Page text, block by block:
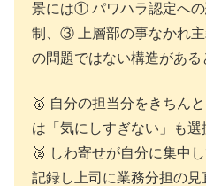
景には① パワハラ認定へ
制、③ 上層部の事なかれ
の問題ではない構造がある
🥇 自分の担当分をきちん
は「気にしすぎない」も選
🥈 しわ寄せが自分に集中
記録し上司に業務分担の